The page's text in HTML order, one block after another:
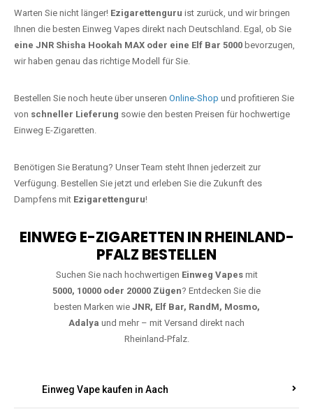
Warten Sie nicht länger! Ezigarettenguru ist zurück, und wir bringen
Ihnen die besten Einweg Vapes direkt nach Deutschland. Egal, ob Sie
eine JNR Shisha Hookah MAX oder eine Elf Bar 5000 bevorzugen,
wir haben genau das richtige Modell für Sie.
Bestellen Sie noch heute über unseren Online-Shop und profitieren Sie
von schneller Lieferung sowie den besten Preisen für hochwertige
Einweg E-Zigaretten.
Benötigen Sie Beratung? Unser Team steht Ihnen jederzeit zur
Verfügung. Bestellen Sie jetzt und erleben Sie die Zukunft des
Dampfens mit Ezigarettenguru!
EINWEG E-ZIGARETTEN IN RHEINLAND-
PFALZ BESTELLEN
Suchen Sie nach hochwertigen Einweg Vapesmit
5000, 10000 oder 20000 Zügen? Entdecken Sie die
besten Marken wie JNR, Elf Bar, RandM, Mosmo,
Adalya und mehr – mit Versand direkt nach
Rheinland-Pfalz.
Einweg Vape kaufen in Aach